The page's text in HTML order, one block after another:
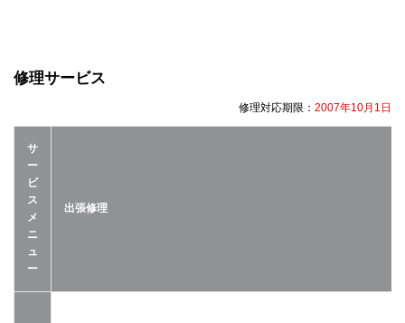
修理サービス
修理対応期限： 2007年10月1日
サ
ー
ビ
ス
メ
ニ
ュ
ー
出張修理